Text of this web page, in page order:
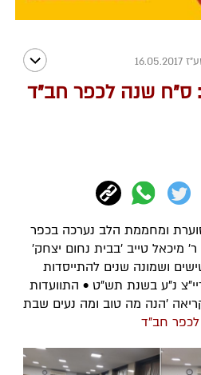
ס"ח שנה לכפר חב"ד
ומחממת הלב נערכה בכפר
טייב 'בבית נחום יצחק'
ושמונה שנים להתייסדות
נ"ע בשנת תש"ט • התוועדות
'הנה מה טוב ומה נעים שבת
חב"ד